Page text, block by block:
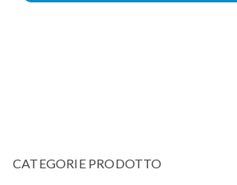
CATEGORIE PRODOTTO